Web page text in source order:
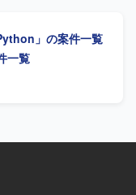
発チームと協調し
織に根付かせてい
Azureを中心とし
Front Doorによ
Insights を用いた
しない運用体制を
の推進や運用改善
ています。開発
す。会計データ
運用経験を通じ
」の案件一覧
一覧